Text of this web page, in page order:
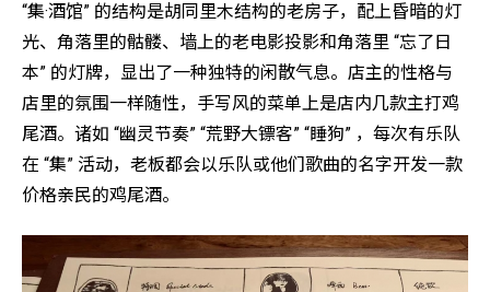
“集·酒馆” 的结构是胡同里木结构的老房子，配上昏暗的灯
光、角落里的骷髅、墙上的老电影投影和角落里 “忘了日
本” 的灯牌，显出了一种独特的闲散气息。店主的性格与
店里的氛围一样随性，手写风的菜单上是店内几款主打鸡
尾酒。诸如 “幽灵节奏” “荒野大镖客” “睡狗” ，每次有乐队
在 “集” 活动，老板都会以乐队或他们歌曲的名字开发一款
价格亲民的鸡尾酒。